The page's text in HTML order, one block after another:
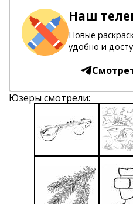
Наш
Новые
удобно и
Юзеры смотрели: